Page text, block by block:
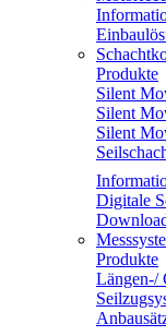
Produkte
Silent
Silent
Silent
Digitale
Produkte
Längen-/